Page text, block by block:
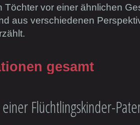
Töchter vor einer ähnlichen
aus verschiedenen
gesamt
Flüchtlingskinder-